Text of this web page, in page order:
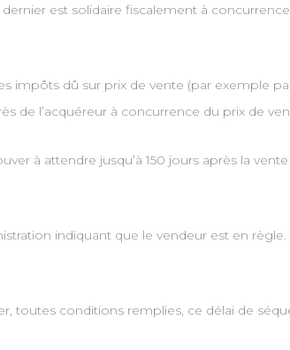
est solidaire fiscalement à
impôts dû sur prix de vente (par exemple
de l’acquéreur à concurrence du prix de
à attendre jusqu’à 150 jours après la
indiquant que le vendeur est en règle.
toutes conditions remplies, ce délai de